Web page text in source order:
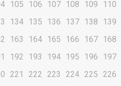
105 106 107 108 109 110
134 135 136 137 138 139
163 164 165 166 167 168
192 193 194 195 196 197
221 222 223 224 225 226